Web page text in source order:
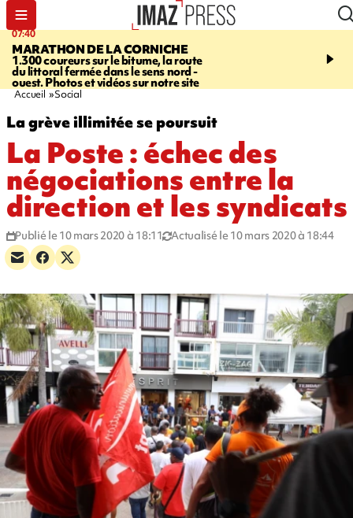
07:40
MARATHON DE LA CORNICHE
1.300 coureurs sur le bitume, la route
du littoral fermée dans le sens nord -
ouest. Photos et vidéos sur notre site
10:33
l’enfance - une
Accueil Social
La grève illimitée se poursuit
La Poste : échec des
négociations entre la
direction et les syndicats
Publié le 10 mars 2020 à 18:11 Actualisé le 10 mars 2020 à 18:44